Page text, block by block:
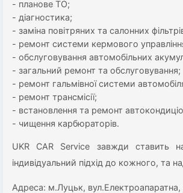
- планове ТО;
- діагностика;
- заміна повітряних та салонних
- ремонт системи кермового
- обслуговування автомобільних
- загальний ремонт та обслуговування;
- ремонт гальмівної системи
- ремонт трансмісії;
- встановлення та ремонт
- чищення карбюраторів.
UKR CAR Service завжди ставить
індивідуальний підхід до кожного, та
Адреса: м.Луцьк, вул.Електроапаратна,